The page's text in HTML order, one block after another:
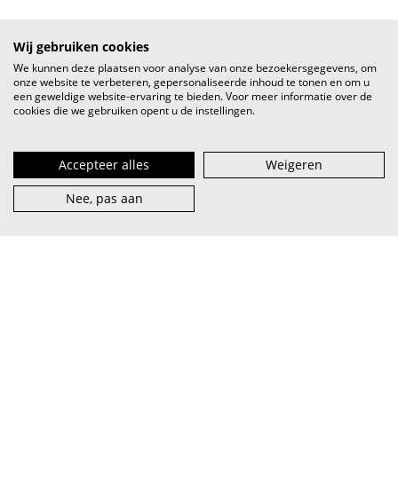
Wij gebruiken cookies
We kunnen deze plaatsen voor analyse van onze bezoekersgegevens, om
onze website te verbeteren, gepersonaliseerde inhoud te tonen en om u
een geweldige website-ervaring te bieden. Voor meer informatie over de
cookies die we gebruiken opent u de instellingen.
Accepteer alles
Weigeren
Nee, pas aan